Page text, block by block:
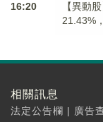
16:20
【異動
21.43%
相關訊息
法定公告欄 | 廣告